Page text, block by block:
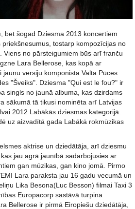
bet šogad Dziesma 2013 koncertiem
tostarp kompozīcijas no
Viens no pārsteigumiem būs arī franču
Lara Bellerose, kas kopā ar
versiju komponista Valta Pūces
"Šveiks". Dziesma "Qui est le fou?" ir
singls no jaunā albuma, kas dzirdams
sākumā tā tikusi nominēta arī Latvijas
2012 Labākās dziesmas kategorijā.
uz aizvadītā gada Labākā rokmūzikas
aktrise un dziedātāja, arī dziesmu
jau agrā jaunībā sadarbojusies ar
gan mūzikas, gan kino jomā. Pirmo
Lara paraksta jau 16 gadu vecumā un
Lika Besona(Luc Besson) filmai Taxi 3
Europacorp sastāvā turpina
Bellerose ir pirmā Eiropiešu dziedātāja,